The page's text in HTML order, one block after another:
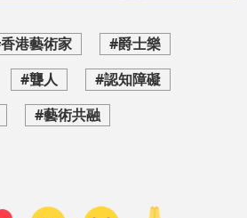
港藝術家
#爵士樂
#聾人
#認知障礙
#藝術共融